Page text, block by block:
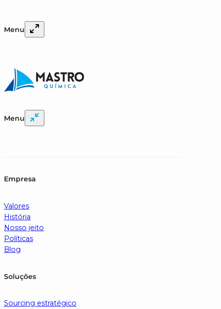
Menu
Menu
Empresa
Valores
História
Nosso jeito
Políticas
Blog
Soluções
Sourcing estratégico